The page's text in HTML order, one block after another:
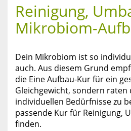
Reinigung,
Mikrobiom-
Dein Mikrobiom ist so
auch. Aus diesem Grund
die Eine Aufbau-Kur für ein
Gleichgewicht, sondern raten
individuellen Bedürfnisse zu
passende Kur für Reinigung,
finden.